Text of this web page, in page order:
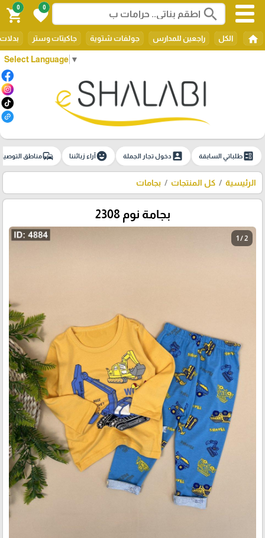
Select Language ▼
search
0
favorite
0
shopping_cart
home الكل راجعين للمدارس جولفات شتوية جاكيتات وستر
ballotطلباتي السابقة account_boxدخول تجار الجملة emoji_emotionsآراء زبائننا commuteمناطق
الرئيسية كل المنتجات بجامات
بجامة نوم 2308
1 / 2